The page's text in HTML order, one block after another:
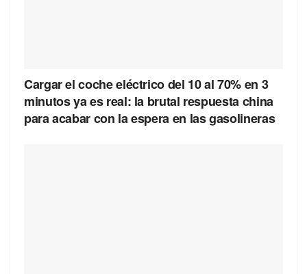
Cargar el coche eléctrico del 10 al 70% en 3
minutos ya es real: la brutal respuesta china
para acabar con la espera en las gasolineras